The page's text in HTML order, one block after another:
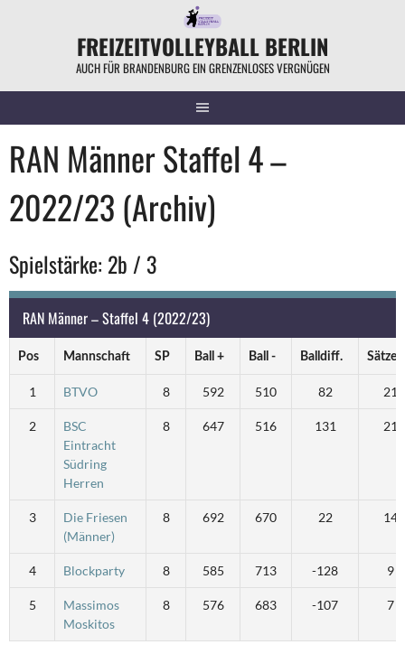
FREIZEITVOLLEYBALL BERLIN
AUCH FÜR BRANDENBURG EIN GRENZENLOSES VERGNÜGEN
RAN Männer Staffel 4 –
2022/23 (Archiv)
Spielstärke: 2b / 3
RAN Männer – Staffel 4 (2022/23)
Pos Mannschaft SP Ball + Ball - Balldiff. Sätze
1 BTVO 8 592 510 82 21
2
BSC
Eintracht
Südring
Herren
8 647 516 131 21
3
Die Friesen
(Männer)
8 692 670 22 14
4 Blockparty 8 585 713 -128 9
5
Massimos
Moskitos
8 576 683 -107 7